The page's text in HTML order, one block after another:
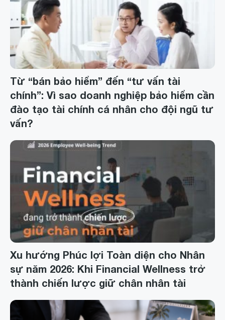
Từ “bán bảo hiểm” đến “tư vấn tài
chính”: Vì sao doanh nghiệp bảo hiểm cần
đào tạo tài chính cá nhân cho đội ngũ tư
vấn?
Xu hướng Phúc lợi Toàn diện cho Nhân
sự năm 2026: Khi Financial Wellness trở
thành chiến lược giữ chân nhân tài